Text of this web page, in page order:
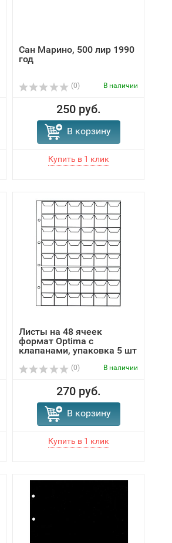
Сан Марино, 500 лир 1990
год
(0) В наличии
250 руб.
В корзину
Листы на 48 ячеек
формат Optima с
клапанами, упаковка 5 шт
(0) В наличии
270 руб.
В корзину